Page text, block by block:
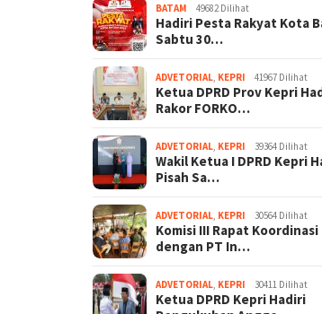
BATAM 49682 Dilihat
Hadiri Pesta Rakyat Kota
Sabtu 30…
ADVETORIAL KEPRI 41967 Dilihat
Ketua DPRD Prov Kepri
Rakor FORKO…
ADVETORIAL KEPRI 39364 Dilihat
Wakil Ketua I DPRD Kepri
Pisah Sa…
ADVETORIAL KEPRI 30564 Dilihat
Komisi III Rapat Koordinasi
dengan PT In…
ADVETORIAL KEPRI 30411 Dilihat
Ketua DPRD Kepri Hadiri